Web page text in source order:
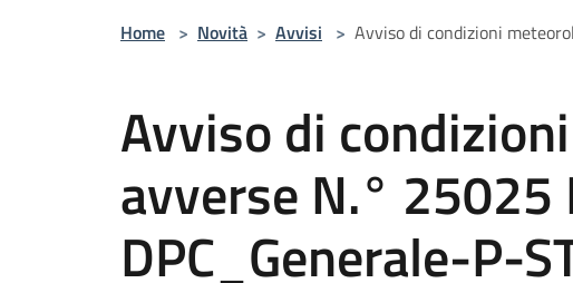
Home > Novità > Avvisi > Avviso di condizioni
Avviso di
avverse N.° 25025
DPC_Generale-P-